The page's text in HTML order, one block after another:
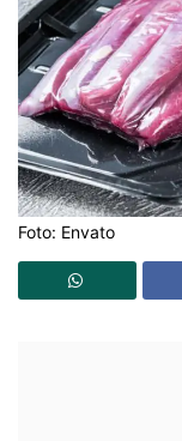
Foto: Envato